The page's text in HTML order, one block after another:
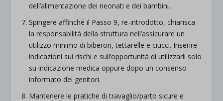
dell’alimentazione dei neonati e dei bambini.
Spingere affinché il Passo 9, re-introdotto, chiarisca
la responsabilità della struttura nell’assicurare un
utilizzo minimo di biberon, tettarelle e ciucci. Inserire
indicazioni sui rischi e sull’opportunità di utilizzarli solo
su indicazione medica oppure dopo un consenso
informato dei genitori.
Mantenere le pratiche di travaglio/parto sicure e